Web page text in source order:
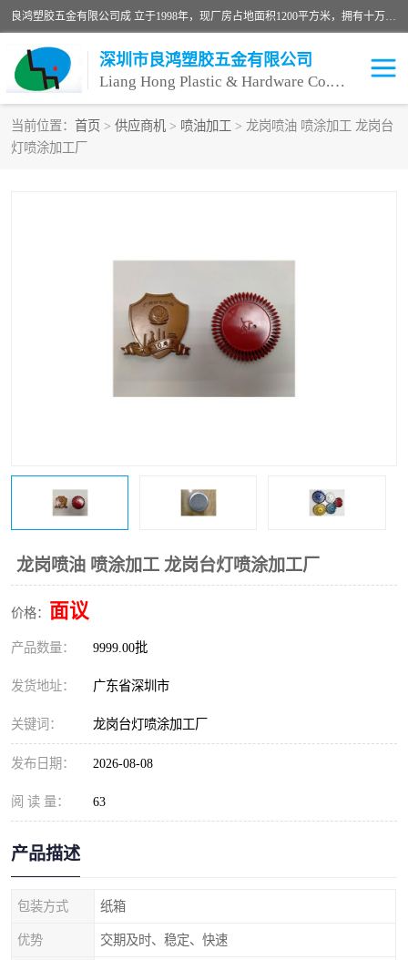
良鸿塑胶五金有限公司成 立于1998年，现厂房占地面积1200平方米，拥有十万级无尘车间，自动喷涂线1条，手动喷涂线2条，丝印移印滚印烫印拉线1条，本公司自建厂以来一直 以“顾客、品质、服务三个第一”为原则，从来货到处理、喷漆、烘烤、品检、包装等每一道工序都严格把持质量关，竭诚为广大朋友、客户服务。现如今已深得广 大客户信赖。
深圳市良鸿塑胶五金有限公司
Liang Hong Plastic & Hardware Co. Ltd
当前位置： 首页 > 供应商机 > 喷油加工 > 龙岗喷油 喷涂加工 龙岗台
灯喷涂加工厂
龙岗喷油 喷涂加工 龙岗台灯喷涂加工厂
价格： 面议
产品数量： 9999.00批
发货地址： 广东省深圳市
关键词： 龙岗台灯喷涂加工厂
发布日期： 2026-08-08
阅 读 量： 63
产品描述
包装方式 纸箱
优势 交期及时、稳定、快速
喷油加工